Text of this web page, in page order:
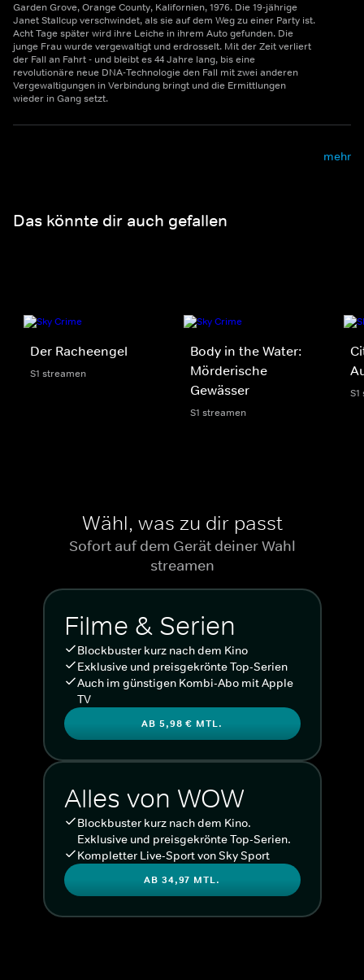
Garden Grove, Orange County, Kalifornien, 1976. Die 19-jährige
Janet Stallcup verschwindet, als sie auf dem Weg zu einer Party ist.
Acht Tage später wird ihre Leiche in ihrem Auto gefunden. Die
junge Frau wurde vergewaltigt und erdrosselt. Mit der Zeit verliert
der Fall an Fahrt - und bleibt es 44 Jahre lang, bis eine
revolutionäre neue DNA-Technologie den Fall mit zwei anderen
Vergewaltigungen in Verbindung bringt und die Ermittlungen
wieder in Gang setzt.
mehr
Das könnte dir auch gefallen
Der Racheengel
S1 streamen
Body in the Water:
Mörderische
Gewässer
S1 streamen
Wähl, was zu dir passt
Sofort auf dem Gerät deiner Wahl
streamen
Filme & Serien
Blockbuster kurz nach dem Kino
Exklusive und preisgekrönte Top-Serien
Auch im günstigen Kombi-Abo mit Apple
TV
AB 5,98 € MTL.
Alles von WOW
Blockbuster kurz nach dem Kino.
Exklusive und preisgekrönte Top-Serien.
Kompletter Live-Sport von Sky Sport
AB 34,97 MTL.